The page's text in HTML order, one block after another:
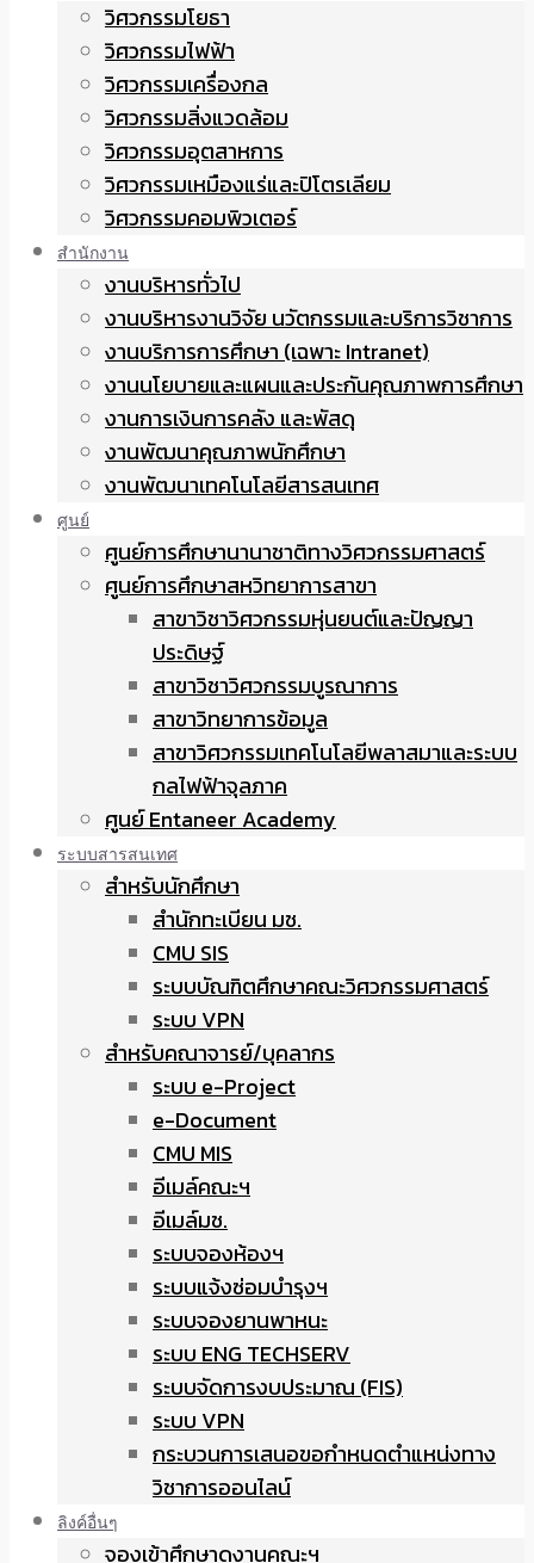
วิศวกรรมโยธา
วิศวกรรมไฟฟ้า
วิศวกรรมเครื่องกล
วิศวกรรมสิ่งแวดล้อม
วิศวกรรมอุตสาหการ
วิศวกรรมเหมืองแร่และปิโตรเลียม
วิศวกรรมคอมพิวเตอร์
สำนักงาน
งานบริหารทั่วไป
งานบริหารงานวิจัย นวัตกรรมและบริการวิชาการ
งานบริการการศึกษา (เฉพาะ Intranet)
งานนโยบายและแผนและประกันคุณภาพการศึกษา
งานการเงินการคลัง และพัสดุ
งานพัฒนาคุณภาพนักศึกษา
งานพัฒนาเทคโนโลยีสารสนเทศ
ศูนย์
ศูนย์การศึกษานานาชาติทางวิศวกรรมศาสตร์
ศูนย์การศึกษาสหวิทยาการสาขา
สาขาวิชาวิศวกรรมหุ่นยนต์และปัญญา
ประดิษฐ์
สาขาวิชาวิศวกรรมบูรณาการ
สาขาวิทยาการข้อมูล
สาขาวิศวกรรมเทคโนโลยีพลาสมาและระบบ
กลไฟฟ้าจุลภาค
ศูนย์ Entaneer Academy
ระบบสารสนเทศ
สำหรับนักศึกษา
สำนักทะเบียน มช.
CMU SIS
ระบบบัณฑิตศึกษาคณะวิศวกรรมศาสตร์
ระบบ VPN
สำหรับคณาจารย์/บุคลากร
ระบบ e-Project
e-Document
CMU MIS
อีเมล์คณะฯ
อีเมล์มช.
ระบบจองห้องฯ
ระบบแจ้งซ่อมบำรุงฯ
ระบบจองยานพาหนะ
ระบบ ENG TECHSERV
ระบบจัดการงบประมาณ (FIS)
ระบบ VPN
กระบวนการเสนอขอกำหนดตำแหน่งทาง
วิชาการออนไลน์
ลิงค์อื่นๆ
จองเข้าศึกษาดูงานคณะฯ